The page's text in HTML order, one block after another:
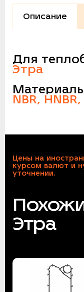
Описание
Для
Этра
NBR,
Цены на
курсом валют и
уточнении.
Этра